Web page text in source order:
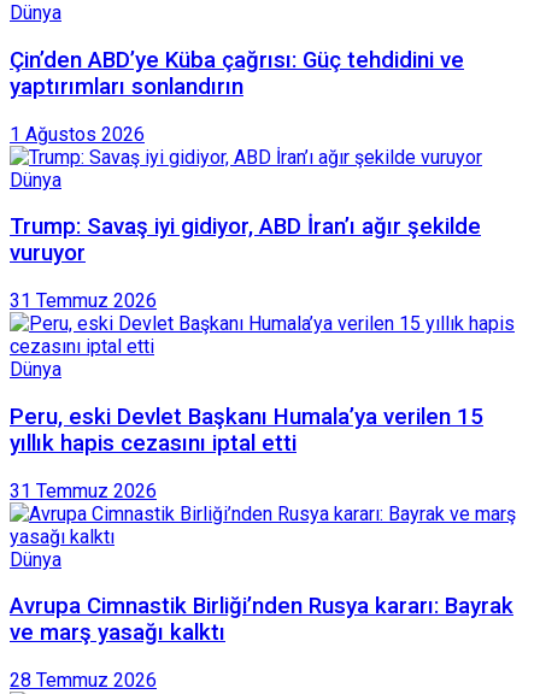
Dünya
Çin’den ABD’ye Küba çağrısı: Güç tehdidini ve
yaptırımları sonlandırın
1 Ağustos 2026
Dünya
Trump: Savaş iyi gidiyor, ABD İran’ı ağır şekilde
vuruyor
31 Temmuz 2026
Dünya
Peru, eski Devlet Başkanı Humala’ya verilen 15
yıllık hapis cezasını iptal etti
31 Temmuz 2026
Dünya
Avrupa Cimnastik Birliği’nden Rusya kararı: Bayrak
ve marş yasağı kalktı
28 Temmuz 2026